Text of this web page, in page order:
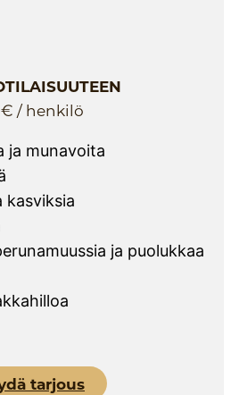
€ / henkilö
ja munavoita
kasviksia
ja puolukkaa
tarjous